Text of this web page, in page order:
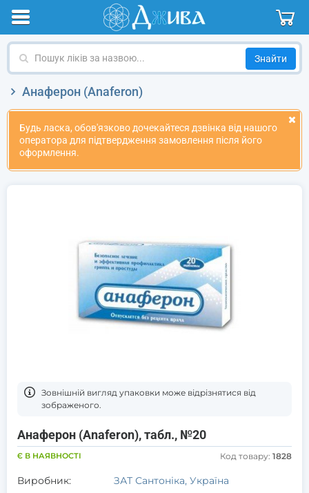
Пошук
назвою
Анаферон (Anaferon)
Будь ласка, обов'язково дочекайтеся дзвінка від нашого
оператора для підтвердження замовлення після його
оформлення.
Зовнішній вигляд упаковки може відрізнятися від
зображеного.
Анаферон (Anaferon), табл., №20
Є В НАЯВНОСТІ Код товару: 1828
Виробник:
ЗАТ Сантоніка, Україна